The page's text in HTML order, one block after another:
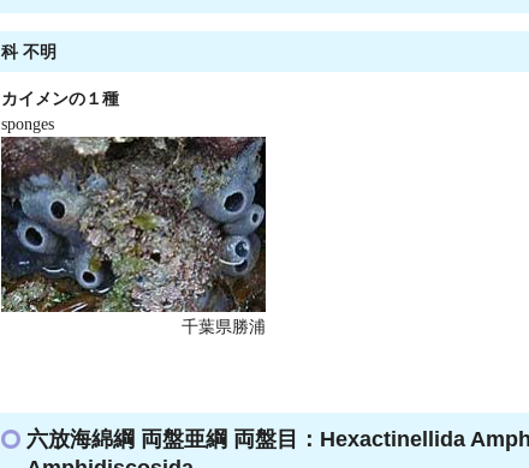
科 不明
カイメンの１種
sponges
千葉県勝浦
六放海綿綱 両盤亜綱 両盤目：Hexactinellida